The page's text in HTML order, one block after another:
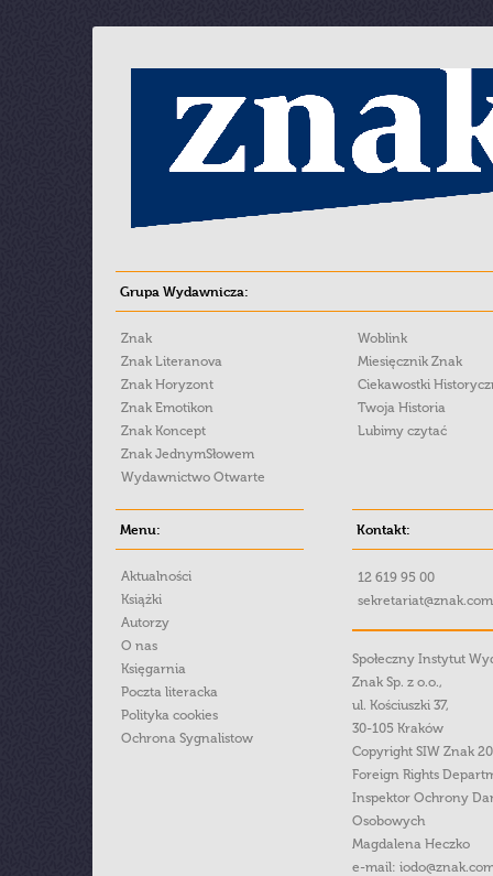
Grupa Wydawnicza:
Znak
Znak Literanova
Znak Horyzont
Znak Emotikon
Znak Koncept
Znak JednymSłowem
Wydawnictwo Otwarte
Woblink
Miesięcznik Znak
Ciekawostki
Twoja Historia
Lubimy czytać
Menu:
Aktualności
Książki
Autorzy
O nas
Księgarnia
Poczta literacka
Polityka cookies
Ochrona Sygnalistow
Kontakt:
12 619 95 00
Społeczny Instytut
Znak Sp. z o.o.,
ul. Kościuszki 37,
30-105 Kraków
Copyright SIW Znak
Foreign Rights
Inspektor Ochrony
Osobowych
Magdalena Heczko
e-mail: